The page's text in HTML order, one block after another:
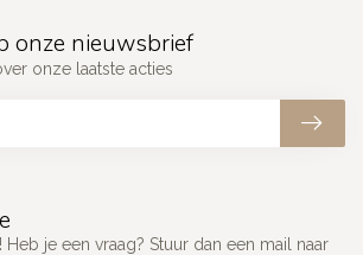
je een vraag? Stuur dan een mail naar
onze nieuwsbrief
onze laatste acties